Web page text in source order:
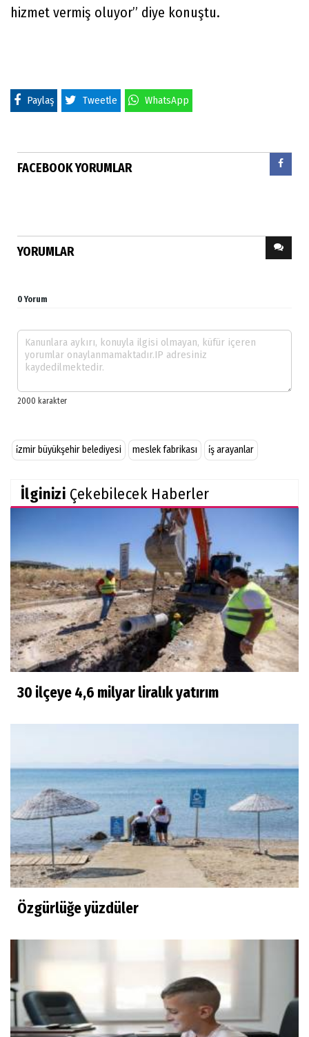
hizmet vermiş oluyor” diye konuştu.
Paylaş Tweetle WhatsApp
FACEBOOK YORUMLAR
YORUMLAR
0 Yorum
i̇zmir büyükşehir belediyesi meslek fabrikası i̇ş arayanlar
İlginizi Çekebilecek Haberler
30 ilçeye 4,6 milyar liralık yatırım
Özgürlüğe yüzdüler